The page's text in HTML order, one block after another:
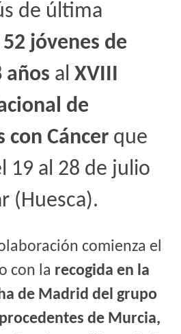
de última
52 jóvenes de
años al XVIII
de
con Cáncer que
19 al 28 de julio
(Huesca).
comienza el
con la recogida en la
de Madrid del grupo
de Murcia,